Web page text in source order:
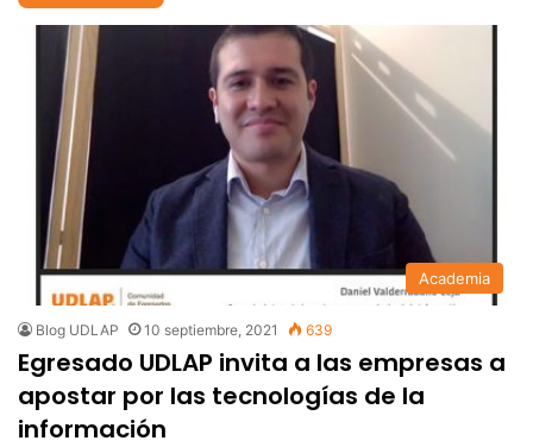
Academia
Blog UDLAP 10 septiembre, 2021 639
Egresado UDLAP invita a las empresas a
apostar por las tecnologías de la
información